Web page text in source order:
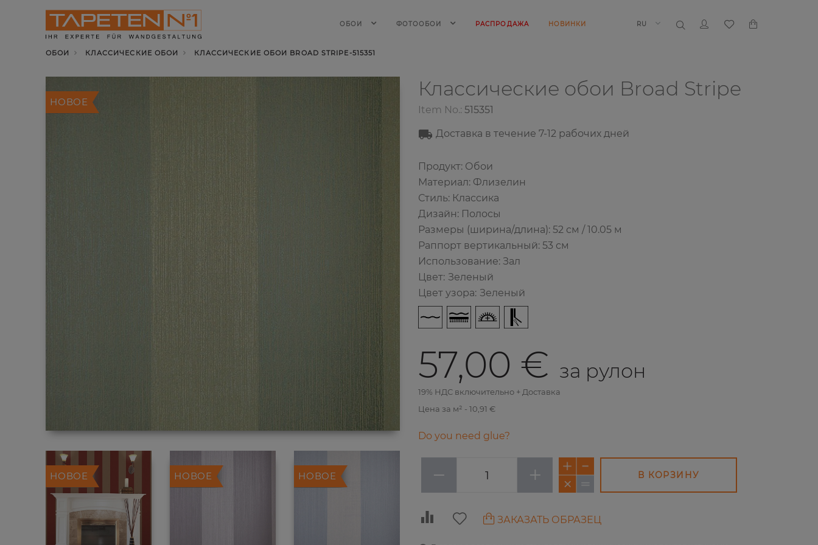
ОБОИ ФОТООБОИ РАСПРОДАЖА НОВИНКИ RU
ОБОИ КЛАССИЧЕСКИЕ ОБОИ КЛАССИЧЕСКИЕ ОБОИ BROAD STRIPE-515351
НОВОЕ
НОВОЕ НОВОЕ НОВОЕ
Классические обои Broad Stripe
Item No.: 515351
Доставка в течение 7-12 рабочих дней
Продукт: Обои
Материал: Флизелин
Стиль: Классика
Дизайн: Полосы
Размеры (ширина/длина): 52 см / 10.05 м
Раппорт вертикальный: 53 см
Использование: Зал
Цвет: Зеленый
Цвет узора: Зеленый
57,00 € за рулон
19% НДС включительно + Доставка
Цена за м² - 10,91 €
Do you need glue?
− + В КОРЗИНУ
ЗАКАЗАТЬ ОБРАЗЕЦ